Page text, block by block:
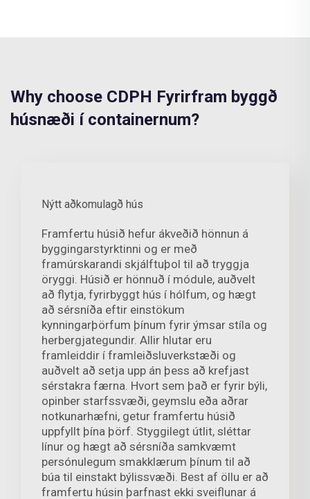
Why choose CDPH Fyrirfram byggð
húsnæði í containernum?
Nýtt aðkomulagð hús
Framfertu húsið hefur ákveðið hönnun á
byggingarstyrktinni og er með
framúrskarandi skjálftuþol til að tryggja
öryggi. Húsið er hönnuð í módule, auðvelt
að flytja, fyrirbyggt hús í hólfum, og hægt
að sérsníða eftir einstökum
kynningarþörfum þínum fyrir ýmsar stíla og
herbergjategundir. Allir hlutar eru
framleiddir í framleiðsluverkstæði og
auðvelt að setja upp án þess að krefjast
sérstakra færna. Hvort sem það er fyrir býli,
opinber starfssvæði, geymslu eða aðrar
notkunarhæfni, getur framfertu húsið
uppfyllt þína þörf. Styggilegt útlit, sléttar
línur og hægt að sérsníða samkvæmt
persónulegum smakklærum þínum til að
búa til einstakt býlissvæði. Best af öllu er að
framfertu húsin þarfnast ekki sveiflunar á